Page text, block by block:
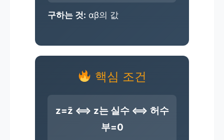
구하는 것: αβ의 값
핵심 조건
z=z̄ ⟺ z는 실수 ⟺ 허수
부=0